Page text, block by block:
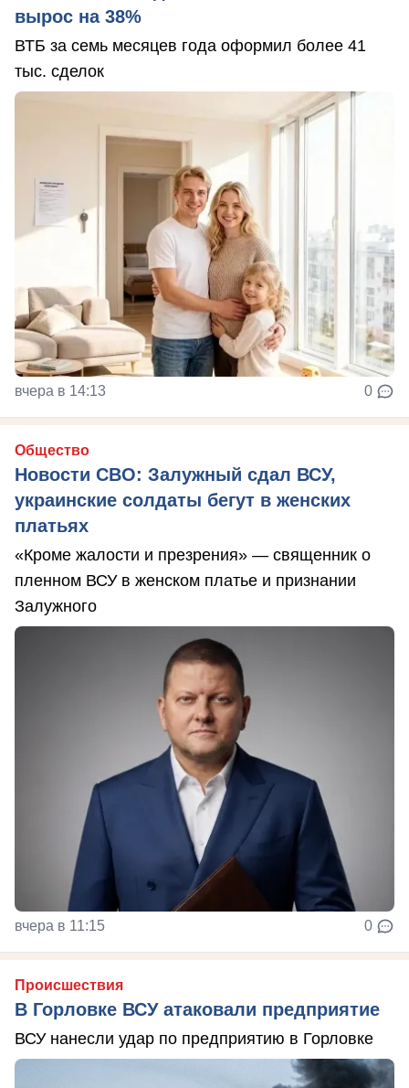
вырос на 38%
ВТБ за семь месяцев года оформил более 41
тыс. сделок
вчера в 14:13 0
Общество
Новости СВО: Залужный сдал ВСУ,
украинские солдаты бегут в женских
платьях
«Кроме жалости и презрения» — священник о
пленном ВСУ в женском платье и признании
Залужного
вчера в 11:15 0
Происшествия
В Горловке ВСУ атаковали предприятие
ВСУ нанесли удар по предприятию в Горловке